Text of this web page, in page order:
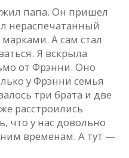
папа. Он пришел
нераспечатанный
А сам стал
Я вскрыла
от Фрэнни. Оно
у Фрэнни семья
три брата и две
расстроились
что у нас довольно
временам. А тут —